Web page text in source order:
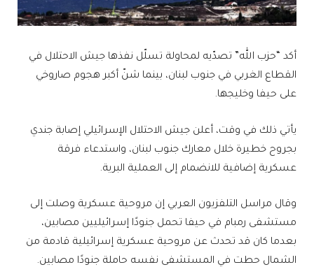
أكد “حزب الله” تصدّيه لمحاولة تسلّل نفذها جيش الاحتلال في
القطاع الغربي في جنوب لبنان، بينما شنّ أكبر هجوم صاروخي
على حيفا وخليجها.
يأتي ذلك في وقت، أعلن جيش الاحتلال الإسرائيلي إصابة جندي
بجروح خطيرة خلال معارك جنوب لبنان، واستدعاء فرقة
عسكرية إضافية للانضمام إلى العملية البرية.
وقال مراسل التلفزيون العربي إن مروحية عسكرية وصلت إلى
مستشفى رمبام في حيفا تحمل جنودًا إسرائيليين مصابين،
بعدما كان قد تحدث عن مروحية عسكرية إسرائيلية قادمة من
الشمال حطت في المستشفى نفسه حاملة جنودًا مصابين.